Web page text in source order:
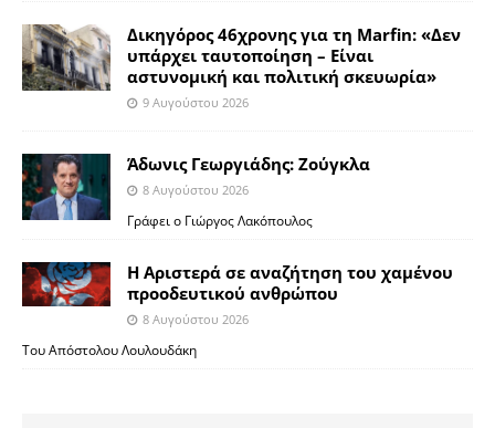
Δικηγόρος 46χρονης για τη Marfin: «Δεν
υπάρχει ταυτοποίηση – Είναι
αστυνομική και πολιτική σκευωρία»
9 Αυγούστου 2026
Άδωνις Γεωργιάδης: Ζούγκλα
8 Αυγούστου 2026
Γράφει ο Γιώργος Λακόπουλος
Η Αριστερά σε αναζήτηση του χαμένου
προοδευτικού ανθρώπου
8 Αυγούστου 2026
Του Απόστολου Λουλουδάκη